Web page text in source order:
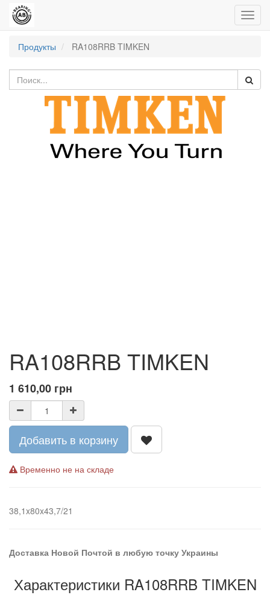
Продукты
RA108RRB TIMKEN
RA108RRB TIMKEN
1 610,00 грн
Добавить в корзину
Временно не на складе
38,1x80x43,7/21
Доставка Новой Почтой в любую точку Украины
Характеристики RA108RRB TIMKEN